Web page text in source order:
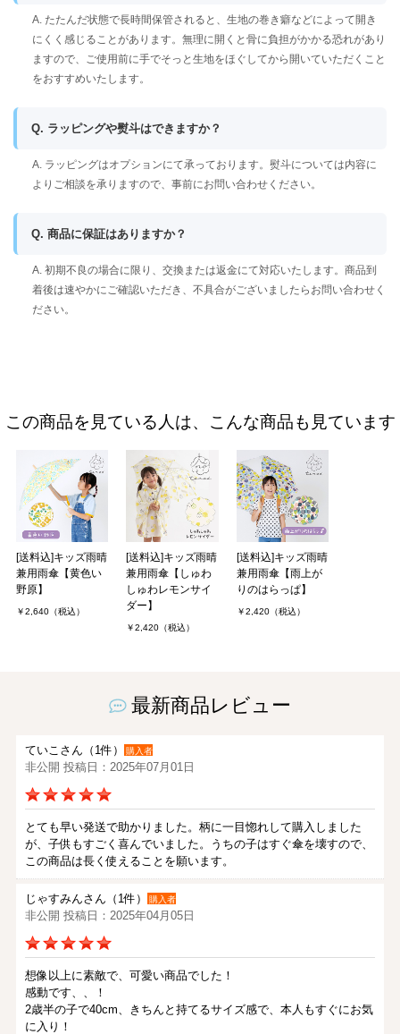
A. たたんだ状態で長時間保管されると、生地の巻き癖などによって開き
にくく感じることがあります。無理に開くと骨に負担がかかる恐れがあり
ますので、ご使用前に手でそっと生地をほぐしてから開いていただくこと
をおすすめいたします。
Q. ラッピングや熨斗はできますか？
A. ラッピングはオプションにて承っております。熨斗については内容に
よりご相談を承りますので、事前にお問い合わせください。
Q. 商品に保証はありますか？
A. 初期不良の場合に限り、交換または返金にて対応いたします。商品到
着後は速やかにご確認いただき、不具合がございましたらお問い合わせく
ださい。
この商品を見ている人は、こんな商品も見ています
[送料込]キッズ雨晴
兼用雨傘【黄色い
野原】
￥2,640（税込）
[送料込]キッズ雨晴
兼用雨傘【しゅわ
しゅわレモンサイ
ダー】
￥2,420（税込）
[送料込]キッズ雨晴
兼用雨傘【雨上が
りのはらっぱ】
￥2,420（税込）
最新商品レビュー
ていこさん（1件） 購入者
非公開 投稿日：2025年07月01日
とても早い発送で助かりました。柄に一目惚れして購入しました
が、子供もすごく喜んでいました。うちの子はすぐ傘を壊すので、
この商品は長く使えることを願います。
じゃすみんさん（1件） 購入者
非公開 投稿日：2025年04月05日
想像以上に素敵で、可愛い商品でした！
感動です、、！
2歳半の子で40cm、きちんと持てるサイズ感で、本人もすぐにお気
に入り！